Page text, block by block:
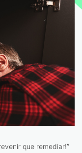
que remediar!”